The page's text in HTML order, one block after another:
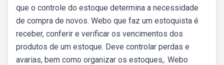
que o controle do estoque determina a necessidade
de compra de novos. Webo que faz um estoquista é
receber, conferir e verificar os vencimentos dos
produtos de um estoque. Deve controlar perdas e
avarias, bem como organizar os estoques,. Webo